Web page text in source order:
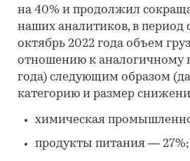
на 40% и продолжил
наших аналитиков, в период
октябрь 2022 года объем
отношению к аналогичному
года) следующим образом
категорию и размер
химическая
продукты питания — 27%;